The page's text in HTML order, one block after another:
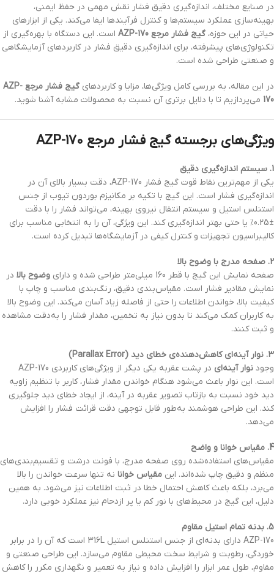
در صنایع مختلف، اندازه‌گیری دقیق فشار نقش مهمی در حفظ ایمنی،
بهینه‌سازی عملکرد سیستم‌ها و کنترل فرآیندها ایفا می‌کند. یکی از ابزارهای
حیاتی در این حوزه، گیج فشار مرجع AZP-170
است. این دستگاه با بهره‌گیری از
تکنولوژی‌های پیشرفته، برای اندازه‌گیری دقیق فشار در کاربردهای آزمایشگاهی
و صنعتی طراحی شده است.
در این مقاله، به بررسی کامل ویژگی‌ها، مزایا و کاربردهای
گیج فشار مرجع AZP-
170 می‌پردازیم تا با دلایل برتری آن نسبت به محصولات مشابه آشنا شوید.
ویژگی‌های برجسته گیج فشار مرجع AZP-170
1. سیستم اندازه‌گیری دقیق
یکی از مهم‌ترین نقاط قوت گیج فشار AZP-170، دقت بسیار بالای آن در
اندازه‌گیری فشار است. این گیج با تکیه بر مکانیزم بوردون تیوب از جنس
استنلس استیل و سیستم انتقال نیروی بهینه، می‌تواند فشار را با دقت
±0.25% یا حتی بهتر اندازه‌گیری کند. این ویژگی، آن را به انتخابی مناسب برای
کالیبراسیون تجهیزات و کنترل کیفی در آزمایشگاه‌ها تبدیل کرده است.
2. صفحه مدرج با وضوح بالا
صفحه نمایش این گیج با قطر 160 میلی‌متر طراحی شده و دارای
وضوح بالا در
نمایش مقادیر فشار است. مقیاس‌بندی دقیق، رنگ‌بندی مناسب و چاپ با
کیفیت بالا، خواندن اطلاعات را حتی از فاصله زیاد آسان می‌کند. این وضوح بالا
به کاربران کمک می‌کند تا بدون نیاز به تخمین، مقدار فشار را به‌دقت مشاهده
و ثبت کنند.
3. نوار آینه‌ای کاهش‌دهنده‌ی خطای دید (Parallax Error)
وجود نوار آینه‌ای
در پشت عقربه یکی دیگر از ویژگی‌های کاربردی AZP-170
است. این نوار باعث می‌شود هنگام خواندن مقدار فشار، کاربر با تنظیم زاویه
دید خود نسبت به بازتاب تصویر عقربه در آینه، از ایجاد خطای دید جلوگیری
کند. این طراحی هوشمند به‌طور قابل توجهی دقت قرائت فشار را افزایش
می‌دهد.
4. مقیاس خوانا و واضح
مقیاس‌های استفاده‌شده روی صفحه مدرج، با فونت درشت و تقسیم‌بندی‌های
منظم و دقیق چاپ شده‌اند. این مقیاس خوانا نه تنها سرعت خواندن را بالا
می‌برد، بلکه باعث کاهش احتمال خطا در ثبت اطلاعات نیز می‌شود. به همین
دلیل، این گیج در محیط‌های با نور کم یا پر ازدحام نیز عملکرد خوبی دارد.
5. بدنه تمام استیل مقاوم
AZP-170 دارای بدنه‌ای از جنس استنلس استیل 316L است که آن را در برابر
خوردگی، رطوبت و شرایط سخت محیطی مقاوم می‌سازد. این طراحی صنعتی و
مقاوم، طول عمر ابزار را افزایش داده و نیاز به تعمیر و نگهداری مکرر را کاهش